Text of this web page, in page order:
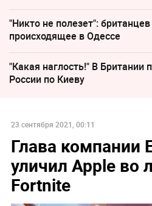
"Никто не полезет":
происходящее в Одессе
"Какая наглость!" В Британии
России по Киеву
23 сентября 2021, 00:11
Глава компании
уличил Apple во
Fortnite